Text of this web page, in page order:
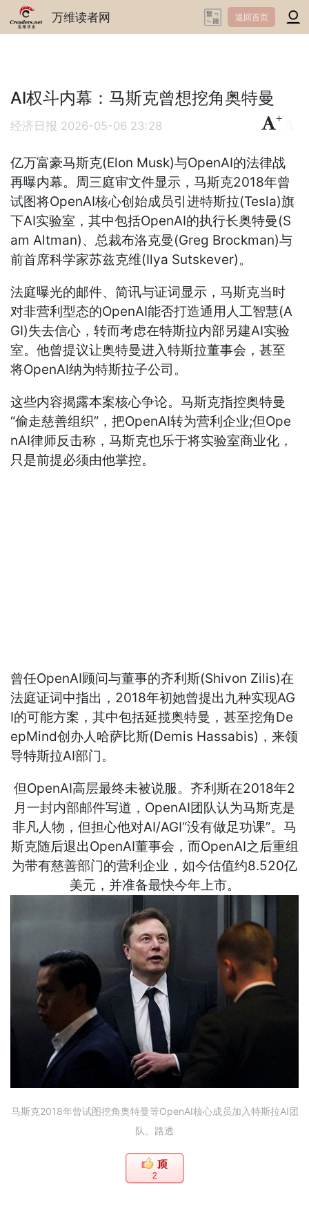
万维读者网 返回首页
AI权斗内幕：马斯克曾想挖角奥特曼
经济日报 2026-05-06 23:28
+
亿万富豪马斯克(Elon Musk)与OpenAI的法律战
再曝内幕。周三庭审文件显示，马斯克2018年曾
试图将OpenAI核心创始成员引进特斯拉(Tesla)旗
下AI实验室，其中包括OpenAI的执行长奥特曼(S
am Altman)、总裁布洛克曼(Greg Brockman)与
前首席科学家苏兹克维(Ilya Sutskever)。
法庭曝光的邮件、简讯与证词显示，马斯克当时
对非营利型态的OpenAI能否打造通用人工智慧(A
GI)失去信心，转而考虑在特斯拉内部另建AI实验
室。他曾提议让奥特曼进入特斯拉董事会，甚至
将OpenAI纳为特斯拉子公司。
这些内容揭露本案核心争论。马斯克指控奥特曼
“偷走慈善组织”，把OpenAI转为营利企业;但Ope
nAI律师反击称，马斯克也乐于将实验室商业化，
只是前提必须由他掌控。
曾任OpenAI顾问与董事的齐利斯(Shivon Zilis)在
法庭证词中指出，2018年初她曾提出九种实现AG
I的可能方案，其中包括延揽奥特曼，甚至挖角De
epMind创办人哈萨比斯(Demis Hassabis)，来领
导特斯拉AI部门。
但OpenAI高层最终未被说服。齐利斯在2018年2
月一封内部邮件写道，OpenAI团队认为马斯克是
非凡人物，但担心他对AI/AGI“没有做足功课”。马
斯克随后退出OpenAI董事会，而OpenAI之后重组
为带有慈善部门的营利企业，如今估值约8.520亿
美元，并准备最快今年上市。
马斯克2018年曾试图挖角奥特曼等OpenAI核心成员加入特斯拉AI团
队。路透
2